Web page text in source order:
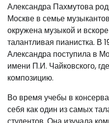
Александра Пахмутова
Москве в семье
окружена музыкой и
талантливая пианистка. В
Александра поступила в
имени П.И. Чайковского,
композицию.
Во время учебы в
себя как один из самых